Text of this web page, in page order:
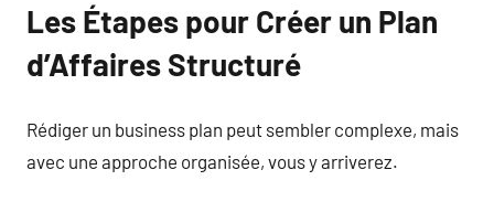
Les Étapes pour Créer un Plan
d’Affaires Structuré
Rédiger un business plan peut sembler complexe, mais
avec une approche organisée, vous y arriverez.